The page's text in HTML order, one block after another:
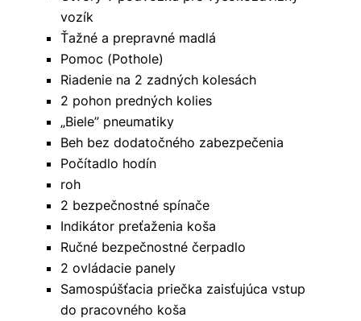
vozík
Ťažné a prepravné madlá
Pomoc (Pothole)
Riadenie na 2 zadných kolesách
2 pohon predných kolies
„Biele” pneumatiky
Beh bez dodatočného zabezpečenia
Počítadlo hodín
roh
2 bezpečnostné spínače
Indikátor preťaženia koša
Ručné bezpečnostné čerpadlo
2 ovládacie panely
Samospúšťacia priečka zaisťujúca vstup
do pracovného koša